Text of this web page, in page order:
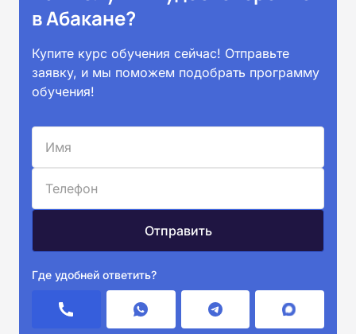
в Абакане?
Купите курс обучения сейчас! Отправьте
заявку, и мы поможем подобрать программу
обучения!
Где удобней ответить?